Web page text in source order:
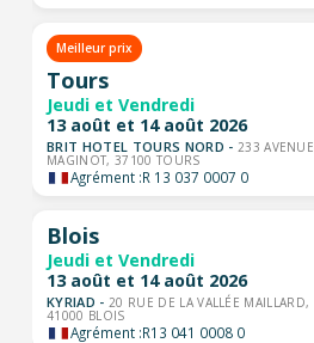
Meilleur prix
Tours
Jeudi et Vendredi
13 août et 14 août 2026
BRIT HOTEL TOURS NORD - 233 AVENUE
MAGINOT, 37100 TOURS
Agrément :R 13 037 0007 0
Blois
Jeudi et Vendredi
13 août et 14 août 2026
KYRIAD - 20 RUE DE LA VALLÉE MAILLARD,
41000 BLOIS
Agrément :R13 041 0008 0